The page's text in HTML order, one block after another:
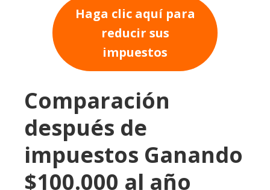
Haga clic aquí para
reducir sus
impuestos
Comparación
después de
impuestos Ganando
$100.000 al año